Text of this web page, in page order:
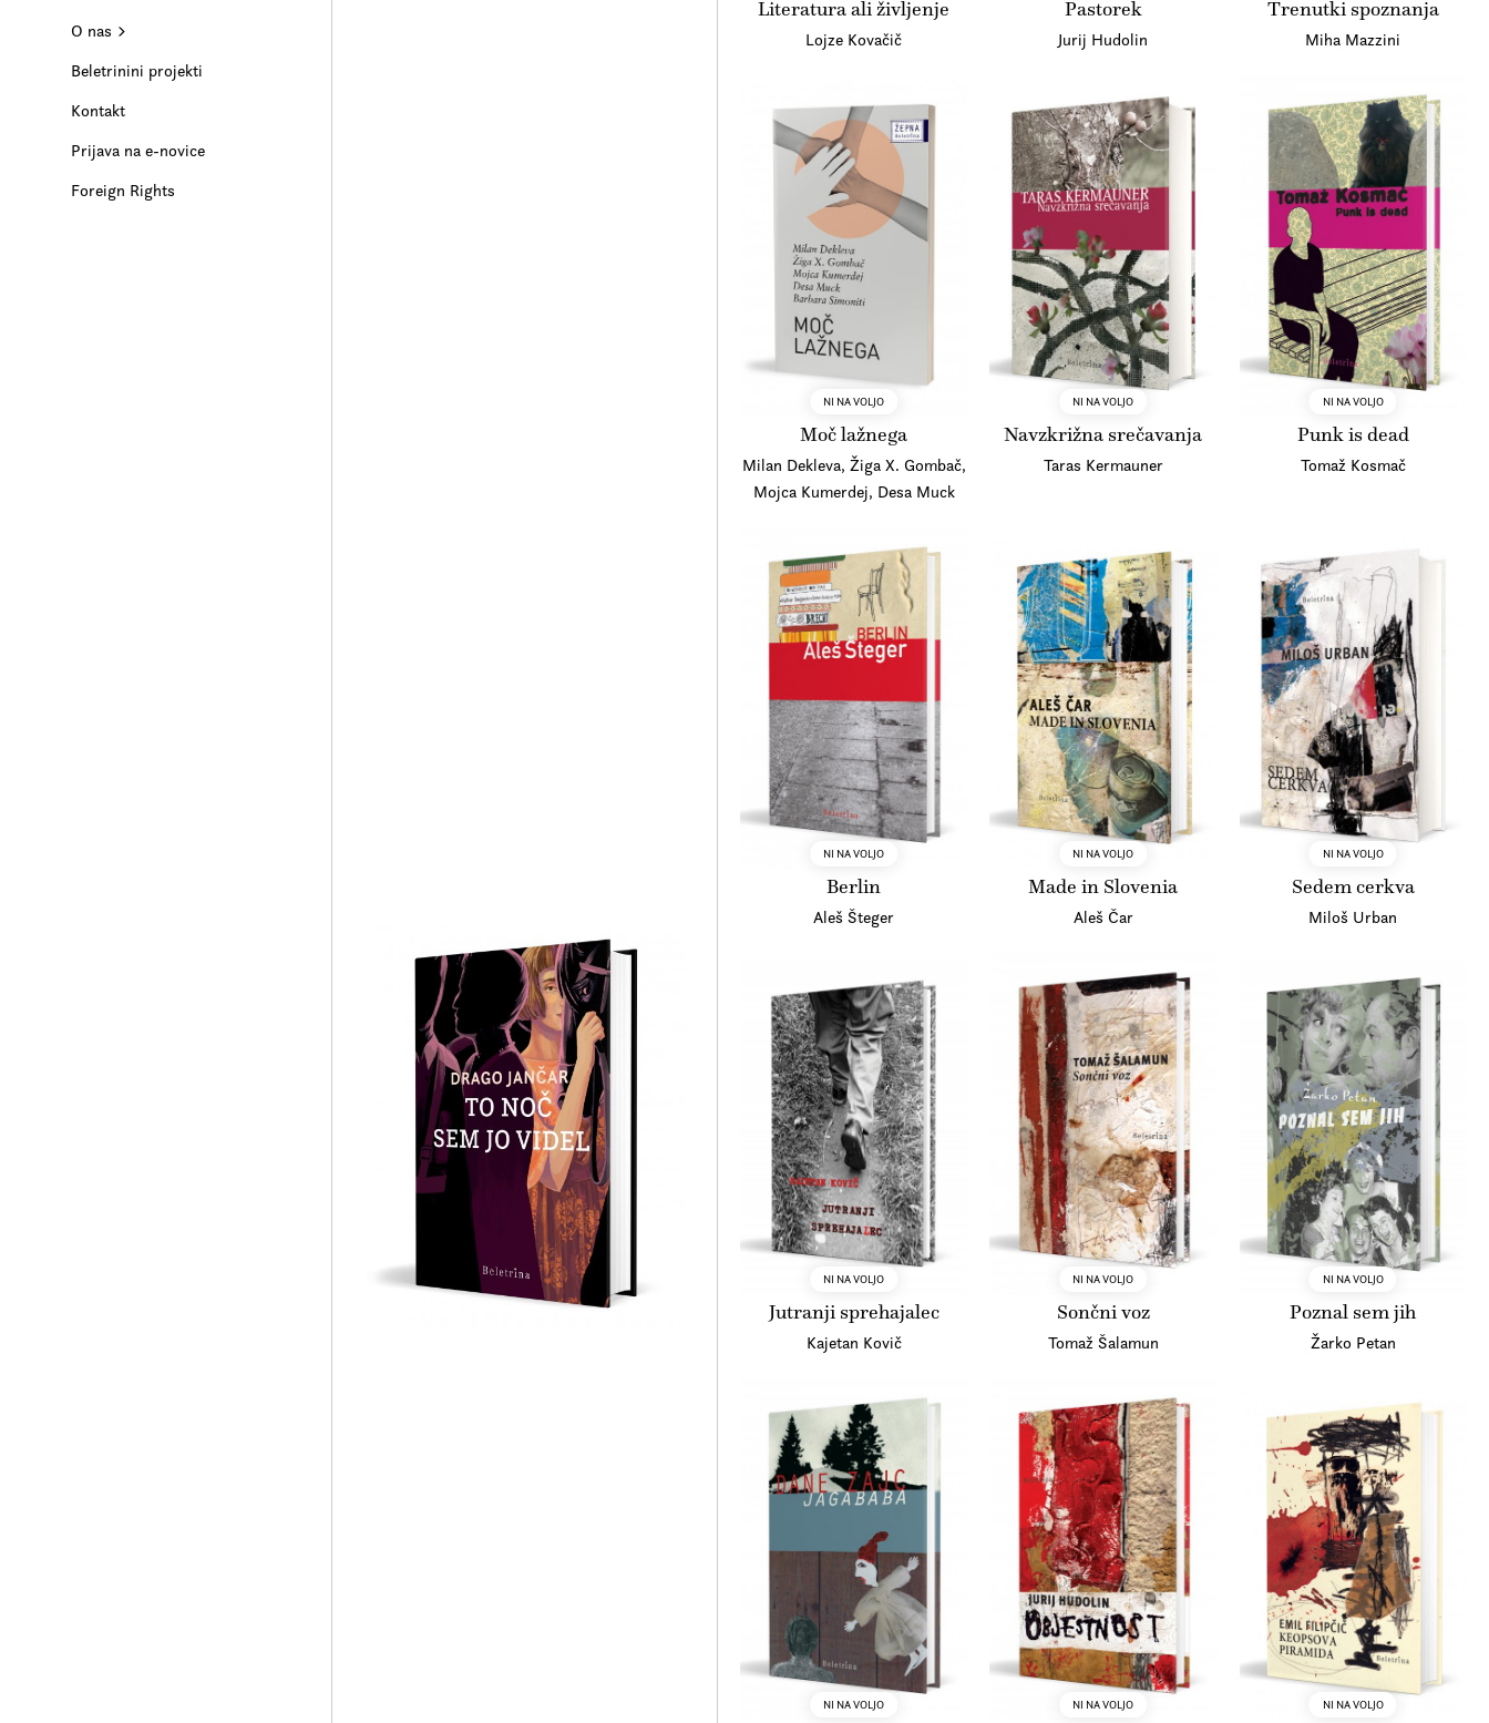
O nas
Beletrinini projekti
Kontakt
Prijava na e-novice
Foreign Rights
Literatura ali življenje
Lojze Kovačič
Pastorek
Jurij Hudolin
Trenutki spoznanja
Miha Mazzini
NI NA VOLJO
Moč lažnega
Milan Dekleva, Žiga X. Gombač,
Mojca Kumerdej, Desa Muck
NI NA VOLJO
Navzkrižna srečavanja
Taras Kermauner
NI NA VOLJO
Punk is dead
Tomaž Kosmač
NI NA VOLJO
Berlin
Aleš Šteger
NI NA VOLJO
Made in Slovenia
Aleš Čar
NI NA VOLJO
Sedem cerkva
Miloš Urban
NI NA VOLJO
Jutranji sprehajalec
Kajetan Kovič
NI NA VOLJO
Sončni voz
Tomaž Šalamun
NI NA VOLJO
Poznal sem jih
Žarko Petan
NI NA VOLJO NI NA VOLJO NI NA VOLJO